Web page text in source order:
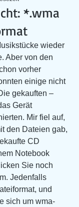
*.wma
wieder
Aber von den
vorher
einige nicht
gekauften –
Gerät
Mir fiel auf,
den Dateien gab,
CD
Notebook
Sie noch
Jedenfalls
und
sich um wma-